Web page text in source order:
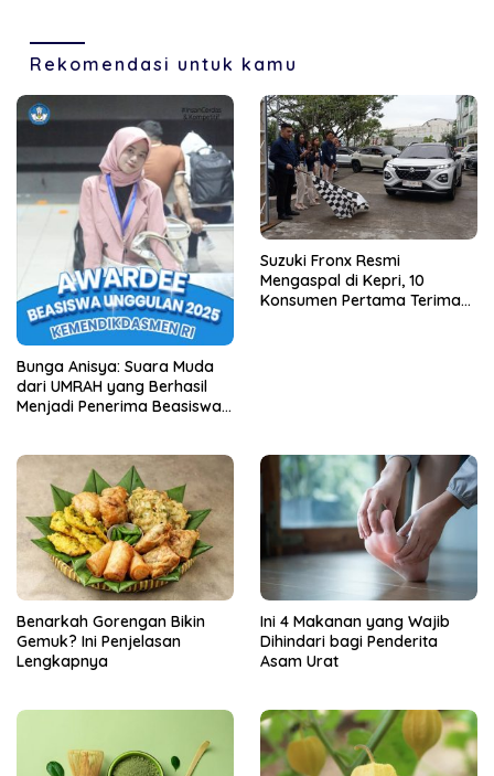
Rekomendasi untuk kamu
Bunga Anisya: Suara Muda
dari UMRAH yang Berhasil
Menjadi Penerima Beasiswa
Suzuki Fronx Resmi
Mengaspal di Kepri, 10
Konsumen Pertama Terima
Benarkah Gorengan Bikin
Gemuk? Ini Penjelasan
Lengkapnya
Ini 4 Makanan yang Wajib
Dihindari bagi Penderita
Asam Urat